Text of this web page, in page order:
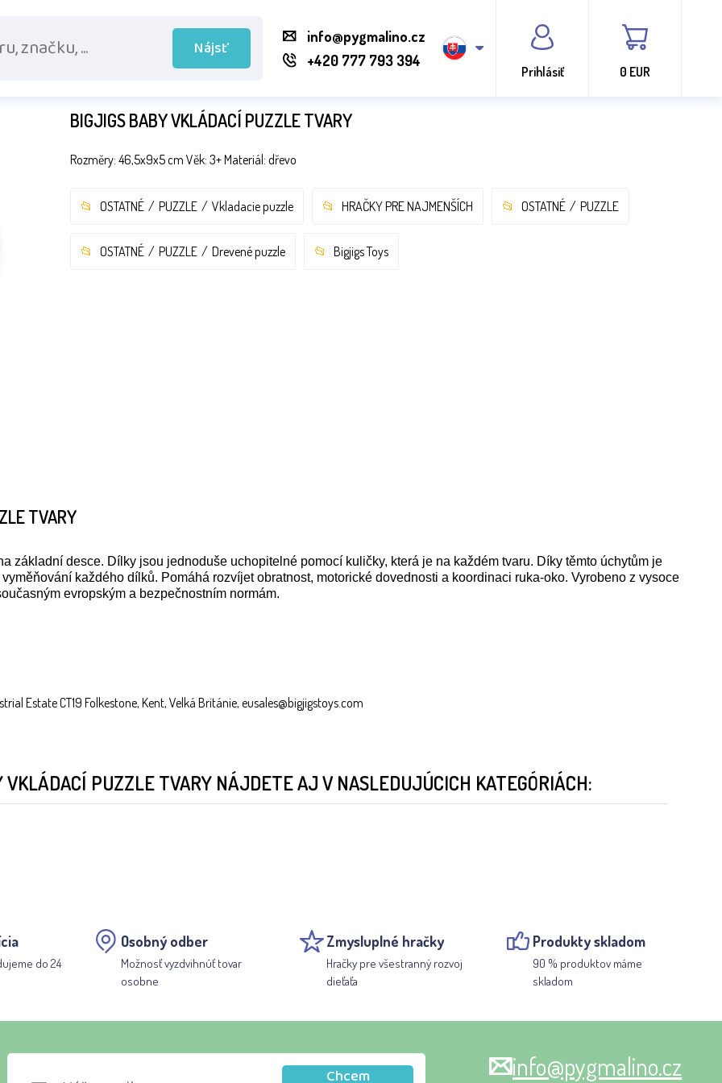
Nájsť
info@pygmalino.cz
+420 777 793 394
Prihlásiť 0 EUR
BIGJIGS BABY VKLÁDACÍ PUZZLE TVARY
Rozměry: 46,5x9x5 cm Věk: 3+ Materiál: dřevo
OSTATNÉ PUZZLE Vkladacie puzzle HRAČKY PRE NAJMENŠÍCH OSTATNÉ PUZZLE
OSTATNÉ PUZZLE Drevené puzzle Bigjigs Toys
TVARY
základní desce. Dílky jsou jednoduše uchopitelné pomocí kuličky, která je na každém tvaru. Díky těmto úchytům je
každého dílků. Pomáhá rozvíjet obratnost, motorické dovednosti a koordinaci ruka-oko. Vyrobeno z vysoce
evropským a bezpečnostním normám.
Estate CT19 Folkestone, Kent, Velká Británie, eusales@bigjigstoys.com
PUZZLE TVARY NÁJDETE AJ V NASLEDUJÚCICH KATEGÓRIÁCH:
do 24
Osobný odber
Možnosť vyzdvihnúť tovar
osobne
Zmysluplné hračky
Hračky pre všestranný rozvoj
dieťaťa
Produkty skladom
90 % produktov máme
skladom
Chcem info@pygmalino.cz